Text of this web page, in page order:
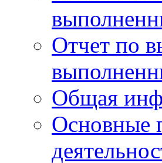
Отчет по
Общая
Основные